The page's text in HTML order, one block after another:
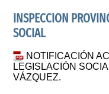
INSPECCION
SOCIAL
NOTIFICACIÓN
LEGISLACIÓN
VÁZQUEZ.